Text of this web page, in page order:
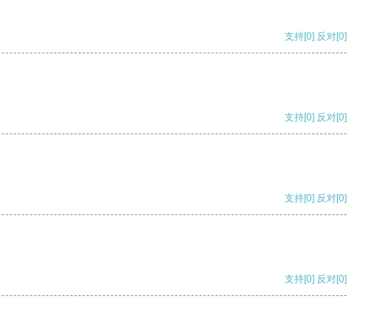
支持[0] 反对[0]
支持[0] 反对[0]
支持[0] 反对[0]
支持[0] 反对[0]